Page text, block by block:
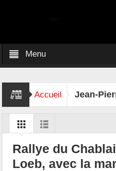
Menu
Accueil Jean-
Rallye du
Loeb, avec la